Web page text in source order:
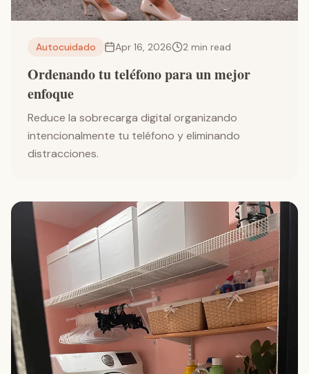
Autocuidado Apr 16, 2026 2 min read
Ordenando tu teléfono para un mejor
enfoque
Reduce la sobrecarga digital organizando
intencionalmente tu teléfono y eliminando
distracciones.